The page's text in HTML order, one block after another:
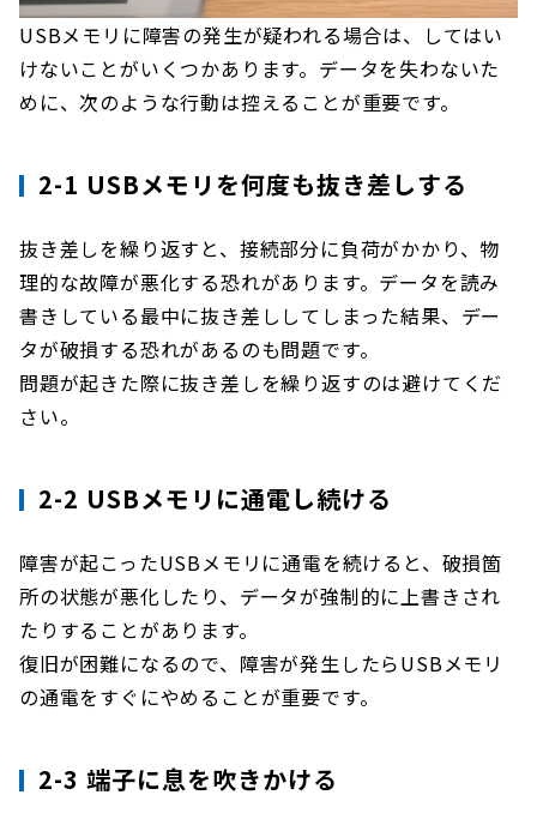
USBメモリに障害の発生が疑われる場合は、してはい
けないことがいくつかあります。データを失わないた
めに、次のような行動は控えることが重要です。
2-1 USBメモリを何度も抜き差しする
抜き差しを繰り返すと、接続部分に負荷がかかり、物
理的な故障が悪化する恐れがあります。データを読み
書きしている最中に抜き差ししてしまった結果、デー
タが破損する恐れがあるのも問題です。
問題が起きた際に抜き差しを繰り返すのは避けてくだ
さい。
2-2 USBメモリに通電し続ける
障害が起こったUSBメモリに通電を続けると、破損箇
所の状態が悪化したり、データが強制的に上書きされ
たりすることがあります。
復旧が困難になるので、障害が発生したらUSBメモリ
の通電をすぐにやめることが重要です。
2-3 端子に息を吹きかける